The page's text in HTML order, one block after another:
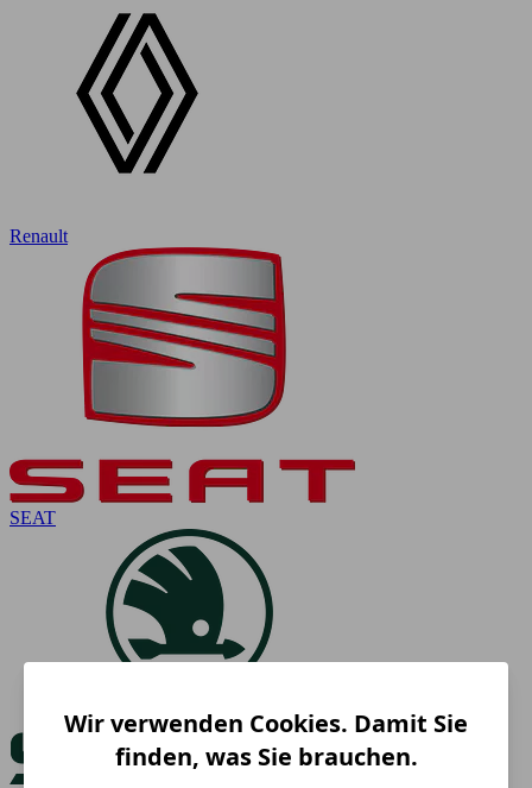
Renault
SEAT
Wir verwenden Cookies. Damit Sie
finden, was Sie brauchen.